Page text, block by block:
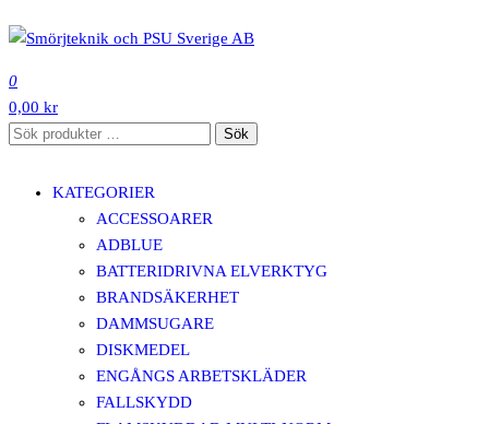
till
innehåll
0
0,00 kr
Sök
Sök
KATEGORIER
ACCESSOARER
ADBLUE
BATTERIDRIVNA ELVERKTYG
BRANDSÄKERHET
DAMMSUGARE
DISKMEDEL
ENGÅNGS ARBETSKLÄDER
FALLSKYDD